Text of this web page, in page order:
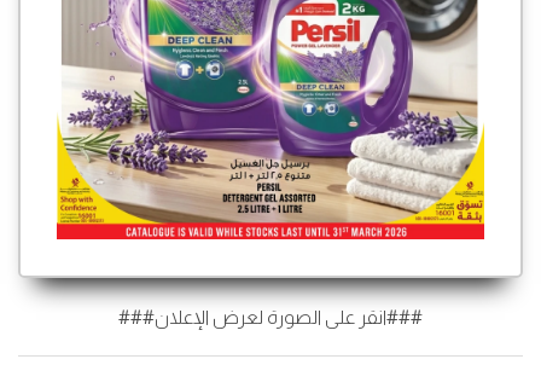
###انقر على الصورة لعرض الإعلان###